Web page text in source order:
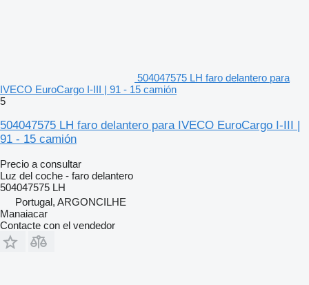
504047575 LH faro delantero para
IVECO EuroCargo I-III | 91 - 15 camión
5
504047575 LH faro delantero para IVECO EuroCargo I-III |
91 - 15 camión
Precio a consultar
Luz del coche - faro delantero
504047575 LH
Portugal, ARGONCILHE
Manaiacar
Contacte con el vendedor